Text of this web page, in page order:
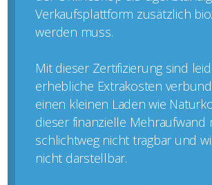
Verkaufsplattform zusätzlich
werden muss.
Mit dieser Zertifizierung sind
erhebliche Extrakosten
einen kleinen Laden wie
dieser finanzielle Mehraufwand
schlichtweg nicht tragbar und
nicht darstellbar.